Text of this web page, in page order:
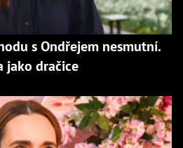
s Ondřejem nesmutní.
jako dračice